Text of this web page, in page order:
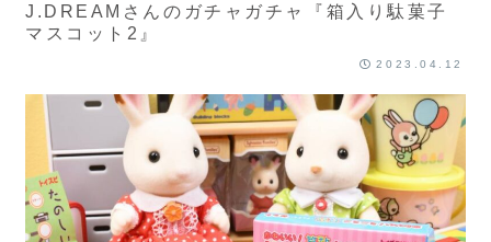
J.DREAMさんのガチャガチャ『箱入り駄菓子
マスコット2』
2023.04.12